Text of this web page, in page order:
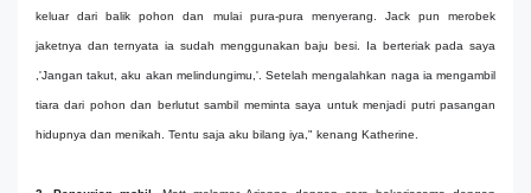
keluar dari balik pohon dan mulai pura-pura menyerang. Jack pun merobek
jaketnya dan ternyata ia sudah menggunakan baju besi. Ia berteriak pada saya
,'Jangan takut, aku akan melindungimu,'. Setelah mengalahkan naga ia mengambil
tiara dari pohon dan berlutut sambil meminta saya untuk menjadi putri pasangan
hidupnya dan menikah. Tentu saja aku bilang iya," kenang Katherine.